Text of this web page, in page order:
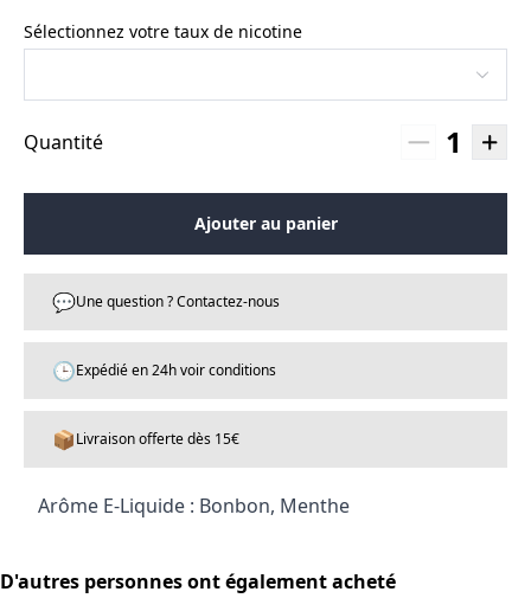
Sélectionnez votre taux de nicotine
Quantité 1
Ajouter au panier
💬Une question ? Contactez-nous
🕒Expédié en 24h voir conditions
📦Livraison offerte dès 15€
Arôme E-Liquide : Bonbon, Menthe
D'autres personnes ont également acheté